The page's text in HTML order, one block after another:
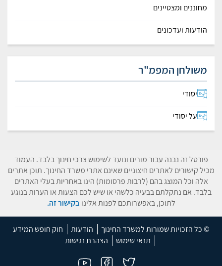
מחוננים ומצטיינים
הודעות ועדכונים
משולחן המפמ"ר
יסודי
על יסודי
פורטל זה נבנה עבור מורים ונועד לשימוש צרכי חינוך בלבד. העמוד
מכיל קישורים לאתרים חיצוניים שאינם אתרי משרד החינוך. תוכן אתרים
אלה וכל המוצג בהם (לרבות פרסומות) הינו באחריות בעלי האתרים
בלבד. אם נתקלתם בבעיה כלשהי או שיש לכם הצעות או הערות בנוגע
לתוכן, באפשרותכם לפנות אלינו בקישור זה.
© כל הזכויות שמורות למשרד החינוך הודעות
חוק חופש המידע
תנאי שימוש
הצהרת נגישות